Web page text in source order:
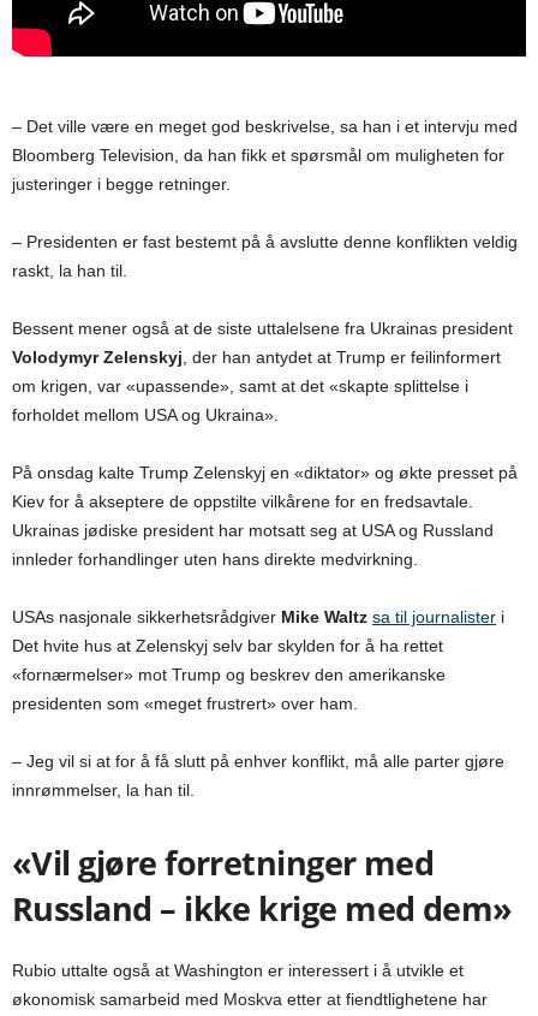
– Det ville være en meget god beskrivelse, sa han i et intervju med
Bloomberg Television, da han fikk et spørsmål om muligheten for
justeringer i begge retninger.
– Presidenten er fast bestemt på å avslutte denne konflikten veldig
raskt, la han til.
Bessent mener også at de siste uttalelsene fra Ukrainas president
Volodymyr Zelenskyj , der han antydet at Trump er feilinformert
om krigen, var «upassende», samt at det «skapte splittelse i
forholdet mellom USA og Ukraina».
På onsdag kalte Trump Zelenskyj en «diktator» og økte presset på
Kiev for å akseptere de oppstilte vilkårene for en fredsavtale.
Ukrainas jødiske president har motsatt seg at USA og Russland
innleder forhandlinger uten hans direkte medvirkning.
USAs nasjonale sikkerhetsrådgiver Mike Waltz sa til journalister i
Det hvite hus at Zelenskyj selv bar skylden for å ha rettet
«fornærmelser» mot Trump og beskrev den amerikanske
presidenten som «meget frustrert» over ham.
– Jeg vil si at for å få slutt på enhver konflikt, må alle parter gjøre
innrømmelser, la han til.
«Vil gjøre forretninger med
Russland – ikke krige med dem»
Rubio uttalte også at Washington er interessert i å utvikle et
økonomisk samarbeid med Moskva etter at fiendtlighetene har